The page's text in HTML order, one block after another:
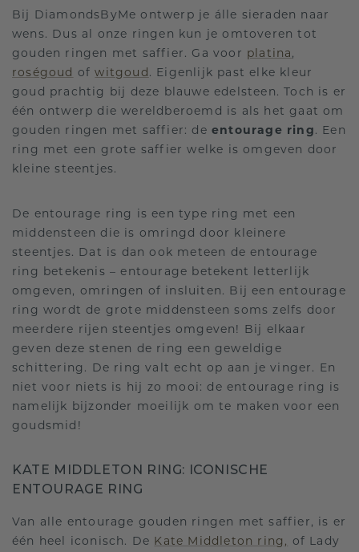
Bij DiamondsByMe ontwerp je álle sieraden naar
wens. Dus al onze ringen kun je omtoveren tot
gouden ringen met saffier. Ga voor platina,
roségoud ofwitgoud. Eigenlijk past elke kleur
goud prachtig bij deze blauwe edelsteen. Toch is er
één ontwerp die wereldberoemd is als het gaat om
gouden ringen met saffier: de entourage ring. Een
ring met een grote saffier welke is omgeven door
kleine steentjes.
De entourage ring is een type ring met een
middensteen die is omringd door kleinere
steentjes. Dat is dan ook meteen de entourage
ring betekenis – entourage betekent letterlijk
omgeven, omringen of insluiten. Bij een entourage
ring wordt de grote middensteen soms zelfs door
meerdere rijen steentjes omgeven! Bij elkaar
geven deze stenen de ring een geweldige
schittering. De ring valt echt op aan je vinger. En
niet voor niets is hij zo mooi: de entourage ring is
namelijk bijzonder moeilijk om te maken voor een
goudsmid!
KATE MIDDLETON RING: ICONISCHE
ENTOURAGE RING
Van alle entourage gouden ringen met saffier, is er
één heel iconisch. De Kate Middleton ring, of Lady